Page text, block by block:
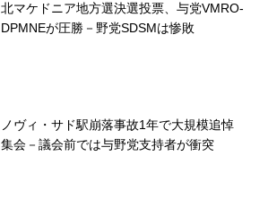
北マケドニア地方選決選投票、与党VMRO-
DPMNEが圧勝－野党SDSMは惨敗
ノヴィ・サド駅崩落事故1年で大規模追悼
集会－議会前では与野党支持者が衝突